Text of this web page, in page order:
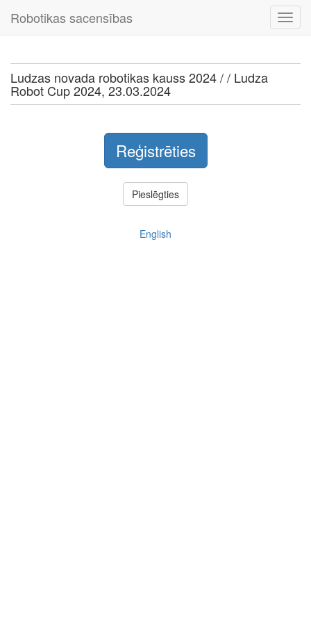
Robotikas sacensības
Ludzas novada robotikas kauss 2024 / / Ludza
Robot Cup 2024, 23.03.2024
Reģistrēties
Pieslēgties
English